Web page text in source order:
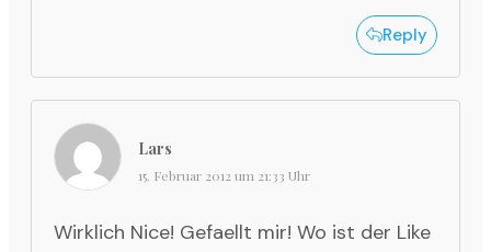
Reply
Lars
15. Februar 2012 um 21:33 Uhr
Wirklich Nice! Gefaellt mir! Wo ist der Like